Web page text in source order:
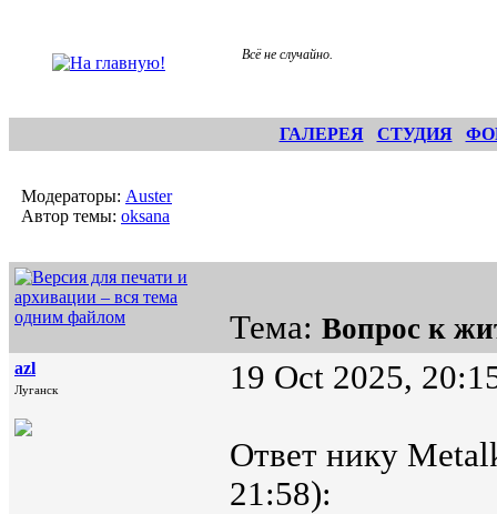
Всё не случайно.
ГАЛЕРЕЯ СТУДИЯ
Модераторы: Auster
Автор темы: oksana
Тема: Вопрос к
azl
Луганск 19 Oct 2025,
Ответ нику
21:58):